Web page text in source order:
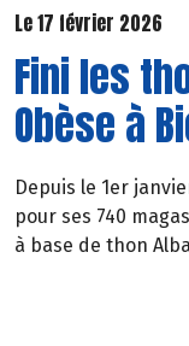
Le 17 février 2026
Fini les
Obèse à
Depuis le 1er
pour ses 740
à base de thon